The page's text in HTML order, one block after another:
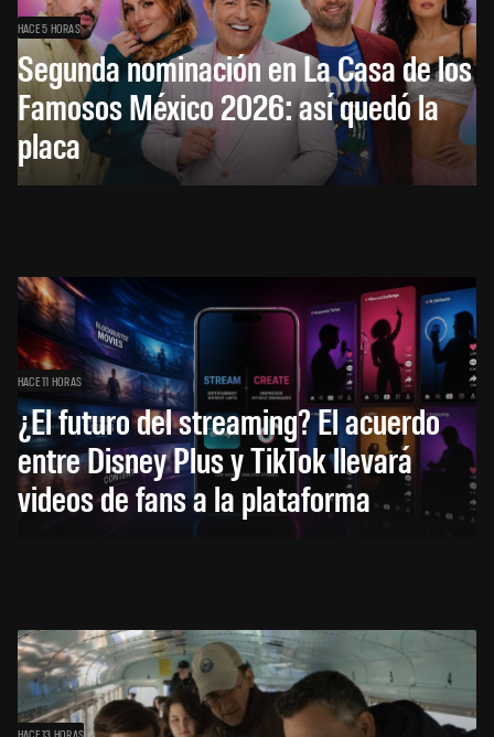
HACE 5 HORAS
Segunda nominación en La Casa de los
Famosos México 2026: así quedó la
placa
HACE 11 HORAS
¿El futuro del streaming? El acuerdo
entre Disney Plus y TikTok llevará
videos de fans a la plataforma
HACE 13 HORAS